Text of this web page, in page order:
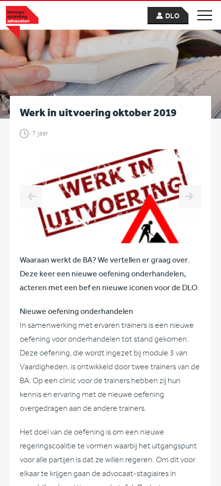
DLO
Werk in uitvoering oktober 2019
7 jaar
Waaraan werkt de BA? We vertellen er graag over.
Deze keer een nieuwe oefening onderhandelen,
acteren met een bef en nieuwe iconen voor de DLO.
Nieuwe oefening onderhandelen
In samenwerking met ervaren trainers is een nieuwe
oefening voor onderhandelen tot stand gekomen.
Deze oefening, die wordt ingezet bij module 3 van
Vaardigheden, is ontwikkeld door twee trainers van de
BA. Op een clinic voor de trainers hebben zij hun
kennis en ervaring met de nieuwe oefening
overgedragen aan de andere trainers.
Het doel van de oefening is om een nieuwe
regeringscoalitie te vormen waarbij het uitgangspunt
voor alle partijen is dat ze willen regeren. Om dit voor
elkaar te krijgen gaan de advocaat-stagiaires in